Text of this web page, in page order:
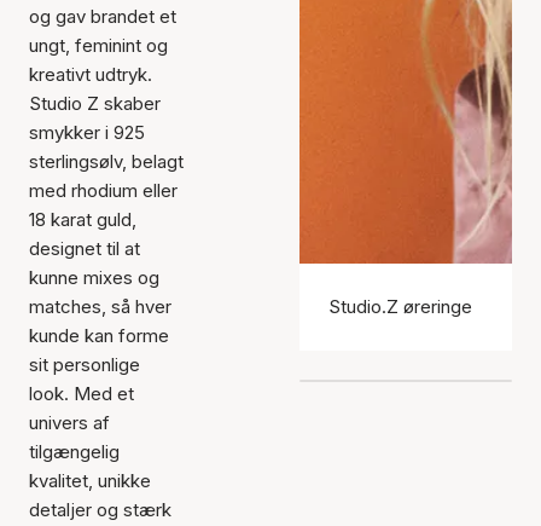
og gav brandet et
ungt, feminint og
kreativt udtryk.
Studio Z skaber
smykker i 925
sterlingsølv, belagt
med rhodium eller
18 karat guld,
designet til at
kunne mixes og
matches, så hver
kunde kan forme
sit personlige
look. Med et
univers af
tilgængelig
kvalitet, unikke
detaljer og stærk
Studio.Z øreringe